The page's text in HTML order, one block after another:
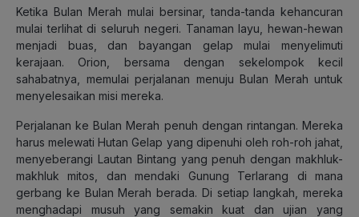
Ketika Bulan Merah mulai bersinar, tanda-tanda kehancuran
mulai terlihat di seluruh negeri. Tanaman layu, hewan-hewan
menjadi buas, dan bayangan gelap mulai menyelimuti
kerajaan. Orion, bersama dengan sekelompok kecil
sahabatnya, memulai perjalanan menuju Bulan Merah untuk
menyelesaikan misi mereka.
Perjalanan ke Bulan Merah penuh dengan rintangan. Mereka
harus melewati Hutan Gelap yang dipenuhi oleh roh-roh jahat,
menyeberangi Lautan Bintang yang penuh dengan makhluk-
makhluk mitos, dan mendaki Gunung Terlarang di mana
gerbang ke Bulan Merah berada. Di setiap langkah, mereka
menghadapi musuh yang semakin kuat dan ujian yang